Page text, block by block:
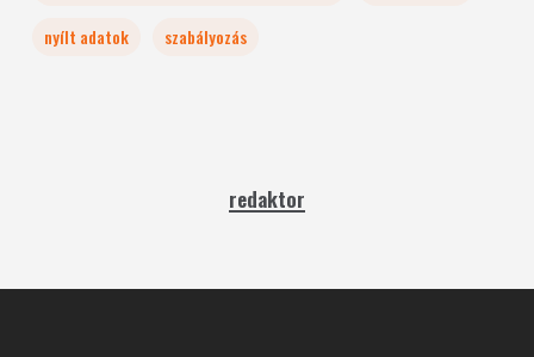
nyílt adatok
szabályozás
redaktor